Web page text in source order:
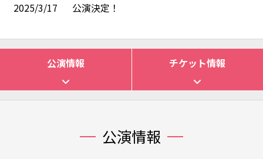
2025/3/17 公演決定！
公演情報 チケット情報
公演情報